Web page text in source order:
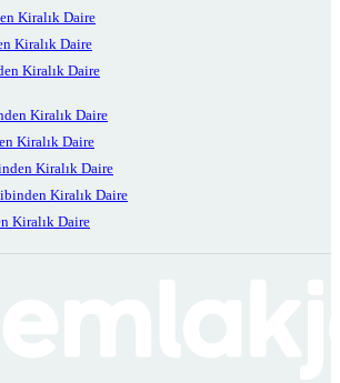
Kiralık Daire
Kiralık Daire
Kiralık Daire
Kiralık Daire
Kiralık Daire
Kiralık Daire
Kiralık Daire
Kiralık Daire